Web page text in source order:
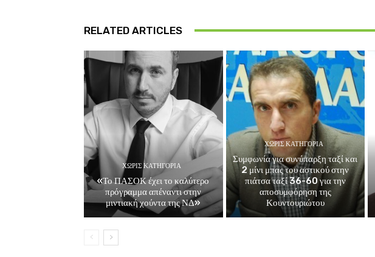
RELATED ARTICLES
ΧΩΡΊΣ ΚΑΤΗΓΟΡΊΑ
«Το ΠΑΣΟΚ έχει το καλύτερο
πρόγραμμα απέναντι στην
μιντιακή χούντα της ΝΔ»
ΧΩΡΊΣ ΚΑΤΗΓΟΡΊΑ
Συμφωνία για συνύπαρξη ταξί και
2 μίνι μπας του αστικού στην
πιάτσα ταξί 36-60 για την
αποσυμφόρηση της
Κουντουριώτου